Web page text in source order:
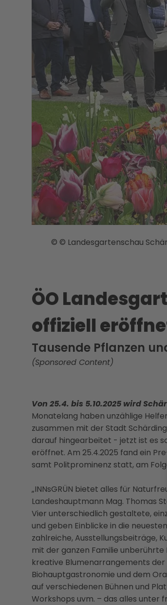
© © Landesgartenschau
ÖO
offiziell
Tausende Pflanzen
(Sponsored Content)
Von 25.4. bis 5.10.2025 wird
Monatelang haben unzählige
zusammen mit der Stadt
darauf hingearbeitet - jetzt ist es
eröffnet. Am 25.4.2025 fand ein
samt Politprominenz statt, am
„INNsGRÜN bietet alles für
Landeshauptmann Mag. Thomas
Vier unterschiedlich gestaltete,
und geben Einblicke in die
zahlreiche, Ausstellungsbeiträge,
mit der ganzen Familie
kreative Blumenarrangements
Biohauptgastronomie und dem
auf verschiedenen Bühnen und
Workshops uvm. – das alles unter